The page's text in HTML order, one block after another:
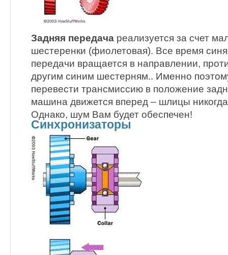
Задняя передача реализуется за счет
шестеренки (фиолетовая). Все время
передачи вращается в направлении,
другим синим шестерням.. Именно
перевести трансмиссию в положение
машина движется вперед – шлицы
Однако, шум Вам будет обеспечен!
Синхронизаторы